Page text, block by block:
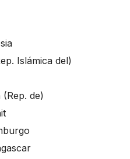
Islámica del)
(Rep. de)